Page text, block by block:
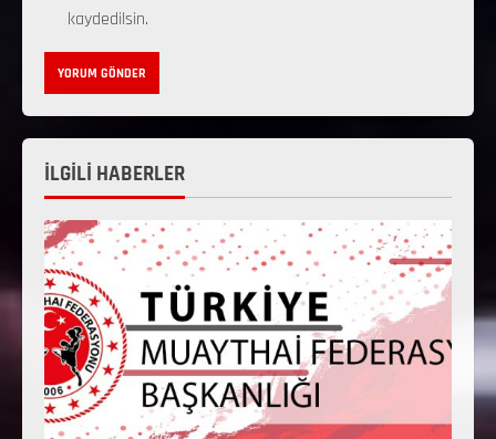
kaydedilsin.
İLGİLİ HABERLER